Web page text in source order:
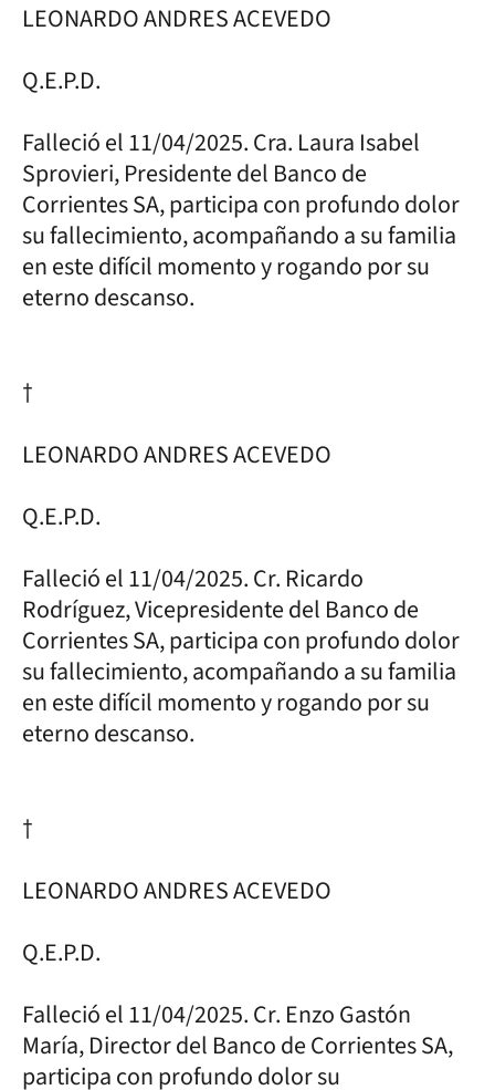
LEONARDO ANDRES ACEVEDO
Q.E.P.D.
Falleció el 11/04/2025. Cra. Laura Isabel
Sprovieri, Presidente del Banco de
Corrientes SA, participa con profundo dolor
su fallecimiento, acompañando a su familia
en este difícil momento y rogando por su
eterno descanso.
†
LEONARDO ANDRES ACEVEDO
Q.E.P.D.
Falleció el 11/04/2025. Cr. Ricardo
Rodríguez, Vicepresidente del Banco de
Corrientes SA, participa con profundo dolor
su fallecimiento, acompañando a su familia
en este difícil momento y rogando por su
eterno descanso.
†
LEONARDO ANDRES ACEVEDO
Q.E.P.D.
Falleció el 11/04/2025. Cr. Enzo Gastón
María, Director del Banco de Corrientes SA,
participa con profundo dolor su